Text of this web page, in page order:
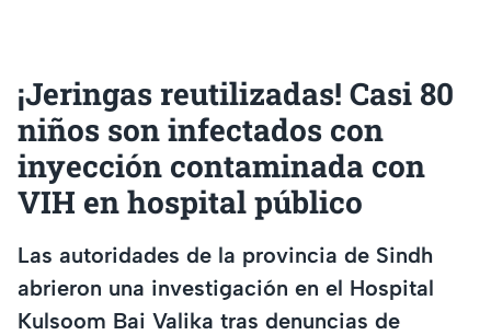
¡Jeringas reutilizadas! Casi 80
niños son infectados con
inyección contaminada con
VIH en hospital público
Las autoridades de la provincia de Sindh
abrieron una investigación en el Hospital
Kulsoom Bai Valika tras denuncias de